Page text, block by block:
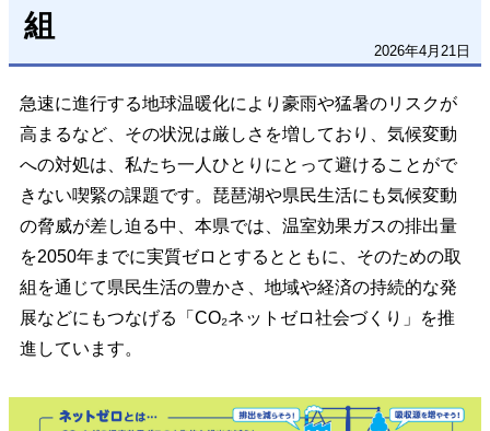
組
2026年4月21日
急速に進⾏する地球温暖化により豪⾬や猛暑のリスクが
⾼まるなど、その状況は厳しさを増しており、気候変動
への対処は、私たち⼀⼈ ひとりにとって避けることがで
きない喫緊の課題です。琵琶湖や県⺠⽣活にも気候変動
の脅威が差し迫る中、 本県では、 温室効果ガスの排出量
を2050年までに実質ゼロとするとともに、そのための取
組を通じて県民生活の豊かさ、地域や経済の持続的な発
展などにもつなげる「CO₂ネットゼロ社会づくり」を推
進しています。